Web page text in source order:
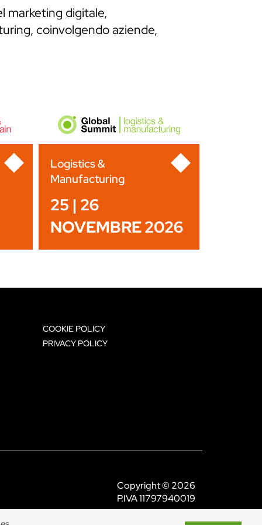
marketing digitale,
coinvolgendo aziende,
Logistics &
Manufacturing
25 | 26
NOVEMBRE 2026
COOKIE POLICY
PRIVACY POLICY
Copyright © 2026
P.IVA 11797940019